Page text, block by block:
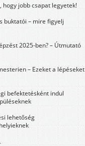
jobb csapat legyetek!
buktatói – mire figyelj
2025-ben? – Útmutató
– Ezeket a lépéseket
befektetésként indul
lehetőség